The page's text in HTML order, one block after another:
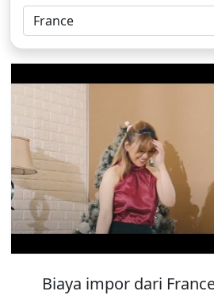
France
Biaya impor dari